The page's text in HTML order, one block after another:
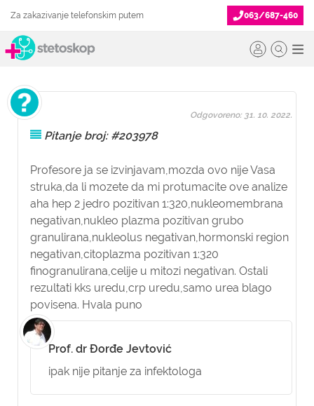
Za zakazivanje telefonskim putem 063/687-460
Pitanje broj: #203978
Profesore ja se izvinjavam,mozda ovo nije Vasa
struka,da li mozete da mi protumacite ove analize
aha hep 2 jedro pozitivan 1:320,nukleomembrana
negativan,nukleo plazma pozitivan grubo
granulirana,nukleolus negativan,hormonski region
negativan,citoplazma pozitivan 1:320
finogranulirana,celije u mitozi negativan. Ostali
rezultati kks uredu,crp uredu,samo urea blago
povisena. Hvala puno
Odgovoreno: 31. 10. 2022.
Prof. dr Đorđe Jevtović
ipak nije pitanje za infektologa